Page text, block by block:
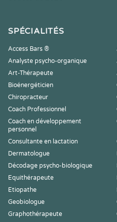
SPÉCIALITÉS
Access Bars ®
Analyste psycho-organique
Art-Thérapeute
Bioénergéticien
Chiropracteur
Coach Professionnel
Coach en développement
personnel
Consultante en lactation
Dermatologue
Décodage psycho-biologique
Equithérapeute
Etiopathe
Geobiologue
Graphothérapeute